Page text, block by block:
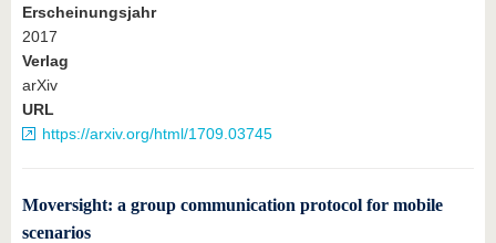
Erscheinungsjahr
2017
Verlag
arXiv
URL
https://arxiv.org/html/1709.03745
Moversight: a group communication protocol for mobile
scenarios